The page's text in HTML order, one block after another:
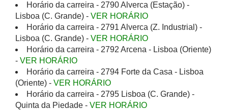
Horário da carreira - 2790 Alverca (Estação) -
Lisboa (C. Grande) - VER HORÁRIO
Horário da carreira - 2791 Alverca (Z. Industrial) -
Lisboa (C. Grande) - VER HORÁRIO
Horário da carreira - 2792 Arcena - Lisboa (Oriente)
- VER HORÁRIO
Horário da carreira - 2794 Forte da Casa - Lisboa
(Oriente) - VER HORÁRIO
Horário da carreira - 2795 Lisboa (C. Grande) -
Quinta da Piedade - VER HORÁRIO